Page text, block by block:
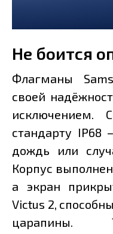
Не боится
Флагманы
своей
исключением.
стандарту
дождь или
Корпус
а экран
Victus 2,
царапины.